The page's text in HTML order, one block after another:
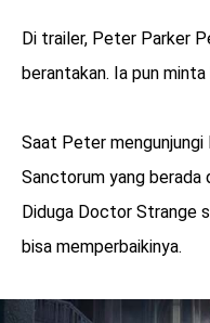
Di trailer, Peter Parker
berantakan. Ia pun
Saat Peter
Sanctorum yang berada
Diduga Doctor Strange
bisa memperbaikinya.